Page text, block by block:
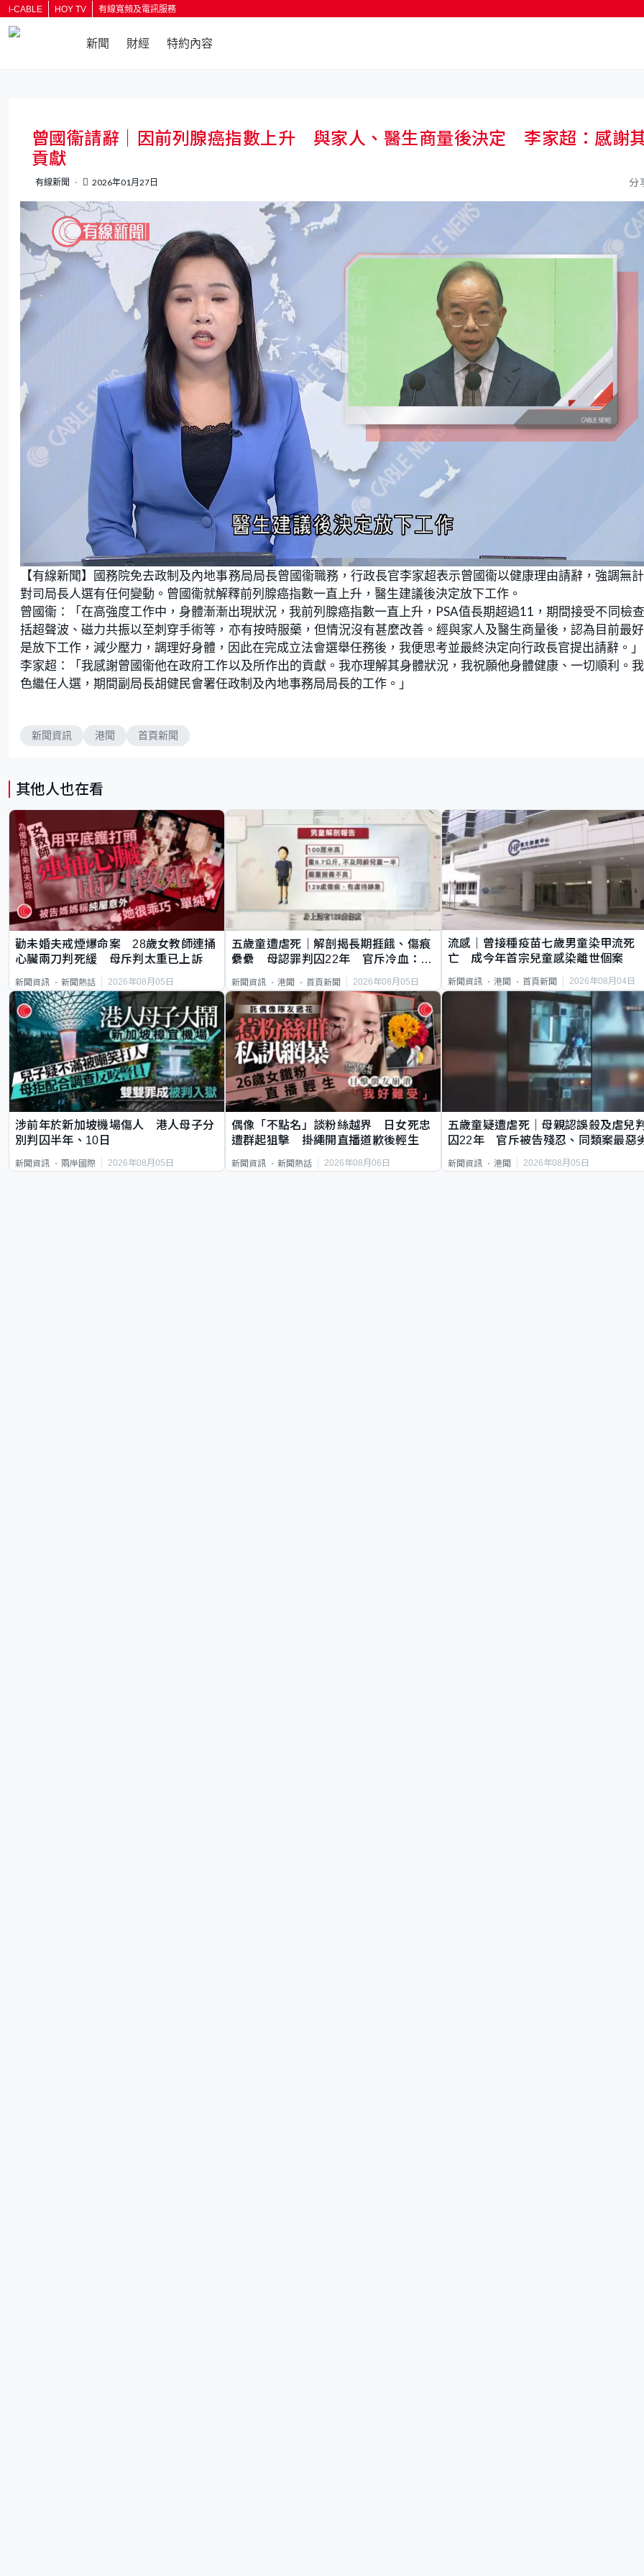
i-CABLE HOY TV 有線寬頻及電訊服務
新聞 財經 特約內容
曾國衞請辭｜因前列腺癌指數上升 與家人、醫生商量後決定 李家超：感謝
貢獻
有線新聞 2026年01月27日 分
n
m
u
t
e
L
a
d
d
2
9
.
7
0
%
【有線新聞】國務院免去政制及內地事務局局長曾國衞職務，行政長官李家超表示曾國衞以健康理由請辭，強調無
對司局長人選有任何變動。曾國衞就解釋前列腺癌指數一直上升，醫生建議後決定放下工作。
曾國衞：「在高強度工作中，身體漸漸出現狀況，我前列腺癌指數一直上升，PSA值長期超過11，期間接受不同檢
括超聲波、磁力共振以至刺穿手術等，亦有按時服藥，但情況沒有甚麼改善。經與家人及醫生商量後，認為目前最
是放下工作，減少壓力，調理好身體，因此在完成立法會選舉任務後，我便思考並最終決定向行政長官提出請辭。」
李家超：「我感謝曾國衞他在政府工作以及所作出的貢獻。我亦理解其身體狀況，我祝願他身體健康、一切順利。
色繼任人選，期間副局長胡健民會署任政制及內地事務局局長的工作。」
新聞資訊 港聞 首頁新聞
其他人也在看
勸未婚夫戒煙爆命案 28歲女教師連捅
心臟兩刀判死緩 母斥判太重已上訴
新聞資訊 新聞熱話 2026年08月05日
五歲童遭虐死｜解剖揭長期捱餓、傷痕
纍纍 母認罪判囚22年 官斥冷血：同
新聞資訊 港聞 首頁新聞 2026年08月05日
流感｜曾接種疫苗七歲男童染甲流死
亡 成今年首宗兒童感染離世個案
新聞資訊 港聞 首頁新聞 2026年08月04日
涉前年於新加坡機場傷人 港人母子分
別判囚半年、10日
新聞資訊 兩岸國際 2026年08月05日
偶像「不點名」談粉絲越界 日女死忠
遭群起狙擊 掛繩開直播道歉後輕生
新聞資訊 新聞熱話 2026年08月06日
五歲童疑遭虐死｜母親認誤殺及虐兒
囚22年 官斥被告殘忍、同類案最惡
新聞資訊 港聞 2026年08月05日